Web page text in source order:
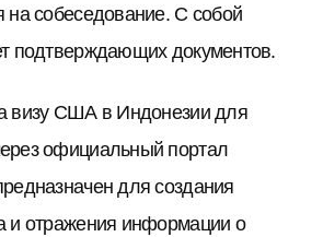
на собеседование. С собой
подтверждающих документов.
визу США в Индонезии для
официальный портал
для создания
и отражения информации о